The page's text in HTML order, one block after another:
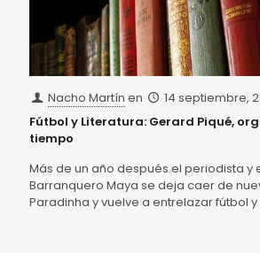
Nacho Martín en
14 septiembre,
Fútbol y Literatura: Gerard Piqué,
tiempo
Más de un año después el periodista y
Barranquero Maya se deja caer de
Paradinha y vuelve a entrelazar fútbol